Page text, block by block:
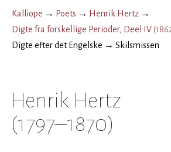
Kalliope → Poets → Henrik Hertz →
Digte fra forskellige Perioder, Deel IV(
Digte efter det Engelske → Skilsmissen
Henrik Hertz
(1797–1870)